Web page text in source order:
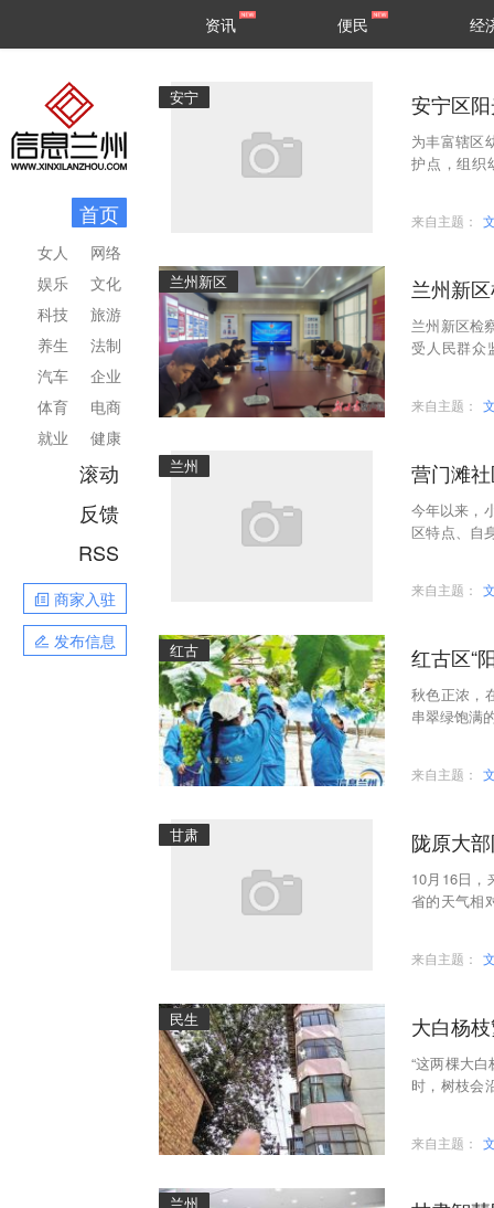
区县
资讯 便民 经
首页
网络
文化
旅游
法制
企业
电商
健康
女人
娱乐
科技
养生
汽车
体育
就业
滚动
反馈
RSS
商家入驻
发布信息
安宁 安宁区
为丰富辖区
护点，组织
来自主题：
兰州新区 兰州新
兰州新区检
受人民群众
来自主题：
兰州 营门滩
今年以来，
区特点、自
来自主题：
红古 红古区“
秋色正浓，
串翠绿饱满
来自主题：
甘肃 陇原大
10月16日，
省的天气相
来自主题：
民生 大白杨
“这两棵大
时，树枝会
来自主题：
兰州